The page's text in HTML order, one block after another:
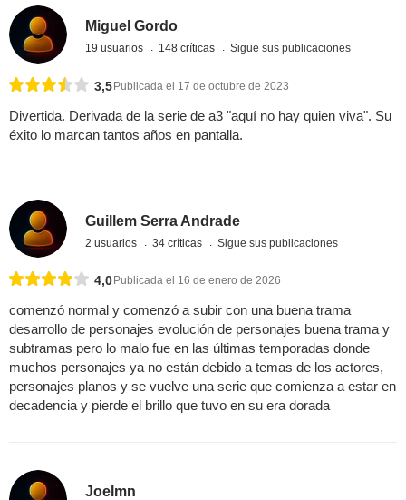
Miguel Gordo
19 usuarios 148 críticas Sigue sus publicaciones
3,5 Publicada el 17 de octubre de 2023
Divertida. Derivada de la serie de a3 "aquí no hay quien viva". Su
éxito lo marcan tantos años en pantalla.
Guillem Serra Andrade
2 usuarios 34 críticas Sigue sus publicaciones
4,0 Publicada el 16 de enero de 2026
comenzó normal y comenzó a subir con una buena trama
desarrollo de personajes evolución de personajes buena trama y
subtramas pero lo malo fue en las últimas temporadas donde
muchos personajes ya no están debido a temas de los actores,
personajes planos y se vuelve una serie que comienza a estar en
decadencia y pierde el brillo que tuvo en su era dorada
Joelmn